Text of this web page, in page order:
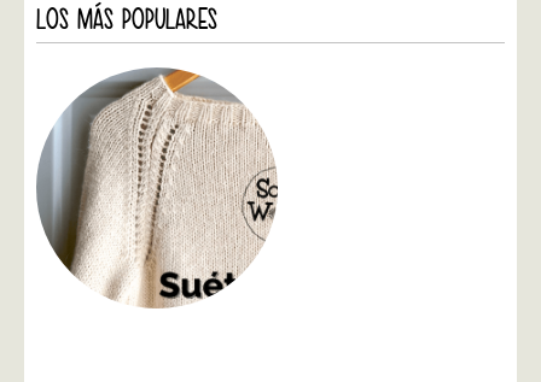
LOS MÁS POPULARES